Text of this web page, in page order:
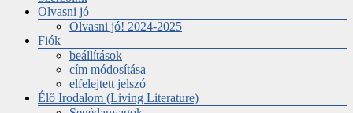
Olvasni jó
Olvasni jó! 2024-2025
Fiók
beállítások
cím módosítása
elfelejtett jelszó
Élő Irodalom (Living Literature)